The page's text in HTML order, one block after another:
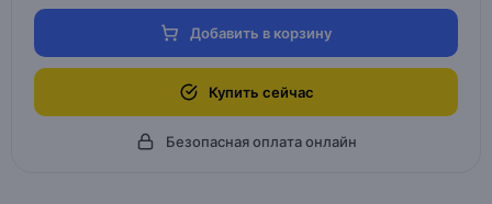
Добавить в корзину
Купить сейчас
Безопасная оплата онлайн